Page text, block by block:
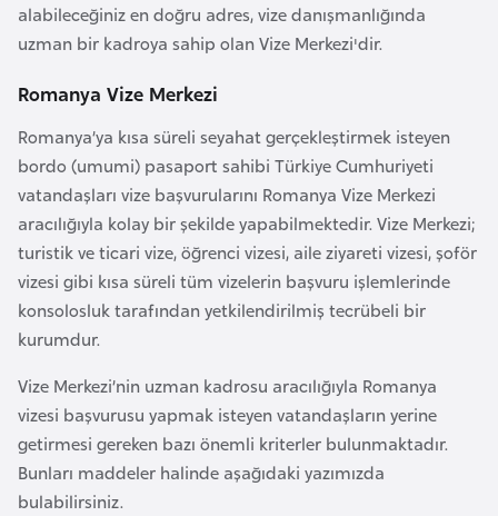
alabileceğiniz en doğru adres, vize danışmanlığında
uzman bir kadroya sahip olan Vize Merkezi'dir.
Romanya Vize Merkezi
Romanya’ya kısa süreli seyahat gerçekleştirmek isteyen
bordo (umumi) pasaport sahibi Türkiye Cumhuriyeti
vatandaşları vize başvurularını Romanya Vize Merkezi
aracılığıyla kolay bir şekilde yapabilmektedir. Vize Merkezi;
turistik ve ticari vize, öğrenci vizesi, aile ziyareti vizesi, şoför
vizesi gibi kısa süreli tüm vizelerin başvuru işlemlerinde
konsolosluk tarafından yetkilendirilmiş tecrübeli bir
kurumdur.
Vize Merkezi’nin uzman kadrosu aracılığıyla Romanya
vizesi başvurusu yapmak isteyen vatandaşların yerine
getirmesi gereken bazı önemli kriterler bulunmaktadır.
Bunları maddeler halinde aşağıdaki yazımızda
bulabilirsiniz.
B
e
i
n
B
o
s
n
a
H
r
s
e
k